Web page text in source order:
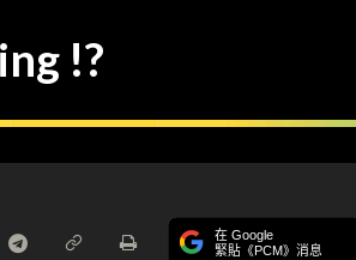
!?
在 Google
緊貼《PCM》消息